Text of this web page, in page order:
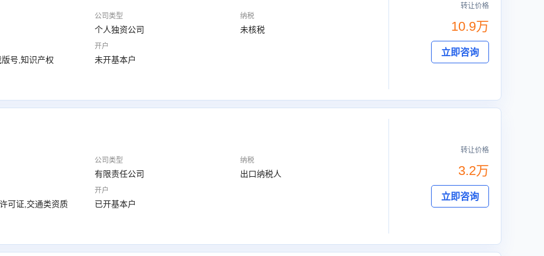
公司类型
个人独资公司
纳税
未核税
号,知识产权
开户
未开基本户
转让价格
10.9万
立即咨询
公司类型
有限责任公司
纳税
出口纳税人
可证,交通类资质
开户
已开基本户
转让价格
3.2万
立即咨询